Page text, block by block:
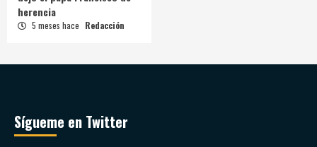
herencia
5 meses hace Redacción
Sígueme en Twitter